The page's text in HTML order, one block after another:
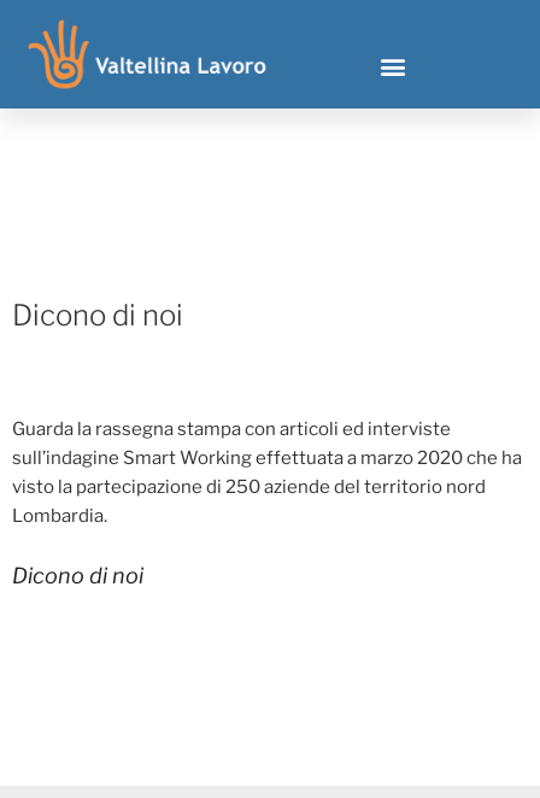
Dicono di noi
Guarda la rassegna stampa con articoli ed interviste
sull’indagine Smart Working effettuata a marzo 2020 che ha
visto la partecipazione di 250 aziende del territorio nord
Lombardia.
Dicono di noi